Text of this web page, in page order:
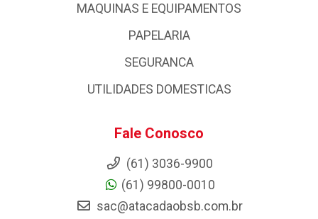
MAQUINAS E EQUIPAMENTOS
PAPELARIA
SEGURANCA
UTILIDADES DOMESTICAS
Fale Conosco
(61) 3036-9900
(61) 99800-0010
sac@atacadaobsb.com.br